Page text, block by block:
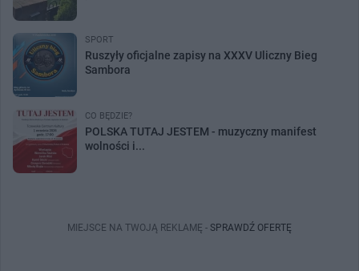
SPORT
Ruszyły oficjalne zapisy na XXXV Uliczny Bieg
Sambora
CO BĘDZIE?
POLSKA TUTAJ JESTEM - muzyczny manifest
wolności i...
MIEJSCE NA TWOJĄ REKLAMĘ - SPRAWDŹ OFERTĘ